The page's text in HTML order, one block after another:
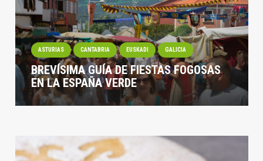
ASTURIAS CANTABRIA EUSKADI GALICIA
BREVÍSIMA GUÍA DE FIESTAS FOGOSAS
EN LA ESPAÑA VERDE